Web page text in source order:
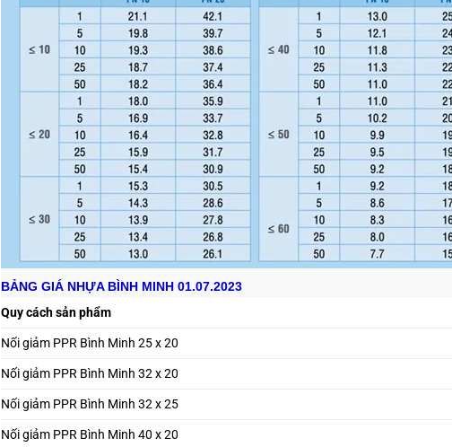
BẢNG GIÁ NHỰA BÌNH MINH 01.07.2023
Quy cách sản phẩm
Nối giảm PPR Bình Minh 25 x 20
Nối giảm PPR Bình Minh 32 x 20
Nối giảm PPR Bình Minh 32 x 25
Nối giảm PPR Bình Minh 40 x 20